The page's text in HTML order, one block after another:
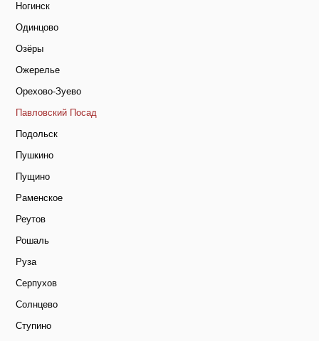
Ногинск
Одинцово
Озёры
Ожерелье
Орехово-Зуево
Павловский Посад
Подольск
Пушкино
Пущино
Раменское
Реутов
Рошаль
Руза
Серпухов
Солнцево
Ступино